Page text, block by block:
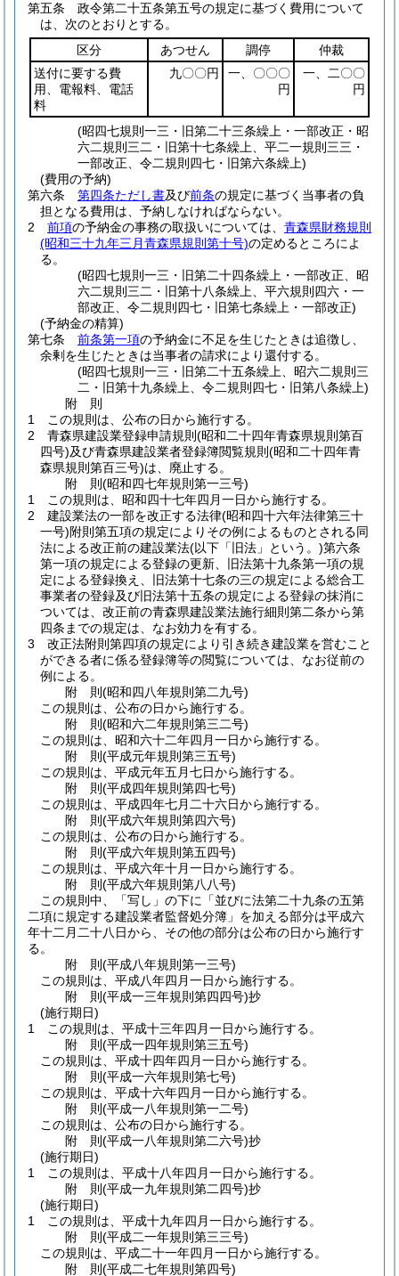
第五条
政令第二十五条第五号の規定に基づく費用について
は、次のとおりとする。
区分
あつせん 調停
仲裁
送付に要する費
用、電報料、電話
料
九〇〇円
一、〇〇〇
円
一、二〇〇
円
(昭四七規則一三・旧第二十三条繰上・一部改正・昭
六二規則三二・旧第十七条繰上、平二一規則三三・
一部改正、令二規則四七・旧第六条繰上)
(費用の予納)
第六条
第四条ただし書及び前条の規定に基づく当事者の負
担となる費用は、予納しなければならない。
2
前項の予納金の事務の取扱いについては、 青森県財務規則
(昭和三十九年三月青森県規則第十号)の定めるところによ
る。
(昭四七規則一三・旧第二十四条繰上・一部改正、昭
六二規則三二・旧第十八条繰上、平六規則四六・一
部改正、令二規則四七・旧第七条繰上・一部改正)
(予納金の精算)
第七条
前条第一項の予納金に不足を生じたときは追徴し、
余剰を生じたときは当事者の請求により還付する。
(昭四七規則一三・旧第二十五条繰上、昭六二規則三
二・旧第十九条繰上、令二規則四七・旧第八条繰上)
附 則
1
この規則は、公布の日から施行する。
2
青森県建設業登録申請規則 (昭和二十四年青森県規則第百
四号)及び青森県建設業者登録簿閲覧規則 (昭和二十四年青
森県規則第百三号)は、廃止する。
附 則(昭和四七年規則第一三号)
1
この規則は、昭和四十七年四月一日から施行する。
2
建設業法の一部を改正する法律(昭和四十六年法律第三十
一号)附則第五項の規定によりその例によるものとされる同
法による改正前の建設業法(以下「旧法」という。)第六条
第一項の規定による登録の更新、旧法第十九条第一項の規
定による登録換え、旧法第十七条の三の規定による総合工
事業者の登録及び旧法第十五条の規定による登録の抹消に
ついては、改正前の青森県建設業法施行細則第二条から第
四条までの規定は、なお効力を有する。
3
改正法附則第四項の規定により引き続き建設業を営むこと
ができる者に係る登録簿等の閲覧については、なお従前の
例による。
附 則(昭和四八年規則第二九号)
この規則は、公布の日から施行する。
附 則(昭和六二年規則第三二号)
この規則は、昭和六十二年四月一日から施行する。
附 則(平成元年規則第三五号)
この規則は、平成元年五月七日から施行する。
附 則(平成四年規則第四七号)
この規則は、平成四年七月二十六日から施行する。
附 則(平成六年規則第四六号)
この規則は、公布の日から施行する。
附 則(平成六年規則第五四号)
この規則は、平成六年十月一日から施行する。
附 則(平成六年規則第八八号)
この規則中、「写し」の下に「並びに法第二十九条の五第
二項に規定する建設業者監督処分簿」を加える部分は平成六
年十二月二十八日から、その他の部分は公布の日から施行す
る。
附 則(平成八年規則第一三号)
この規則は、平成八年四月一日から施行する。
附 則(平成一三年規則第四四号)抄
(施行期日)
1
この規則は、平成十三年四月一日から施行する。
附 則(平成一四年規則第三五号)
この規則は、平成十四年四月一日から施行する。
附 則(平成一六年規則第七号)
この規則は、平成十六年四月一日から施行する。
附 則(平成一八年規則第一二号)
この規則は、公布の日から施行する。
附 則(平成一八年規則第二六号)抄
(施行期日)
1
この規則は、平成十八年四月一日から施行する。
附 則(平成一九年規則第二四号)抄
(施行期日)
1
この規則は、平成十九年四月一日から施行する。
附 則(平成二一年規則第三三号)
この規則は、平成二十一年四月一日から施行する。
附 則(平成二七年規則第四号)